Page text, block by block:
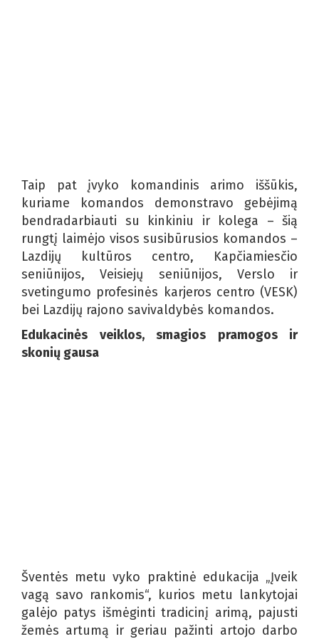
Taip pat įvyko komandinis arimo iššūkis,
kuriame komandos demonstravo gebėjimą
bendradarbiauti su kinkiniu ir kolega – šią
rungtį laimėjo visos susibūrusios komandos –
Lazdijų kultūros centro, Kapčiamiesčio
seniūnijos, Veisiejų seniūnijos, Verslo ir
svetingumo profesinės karjeros centro (VESK)
bei Lazdijų rajono savivaldybės komandos.
Edukacinės veiklos, smagios pramogos ir
skonių gausa
Šventės metu vyko praktinė edukacija „Įveik
vagą savo rankomis“, kurios metu lankytojai
galėjo patys išmėginti tradicinį arimą, pajusti
žemės artumą ir geriau pažinti artojo darbo